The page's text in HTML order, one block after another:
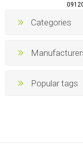
Categories
Popular tags